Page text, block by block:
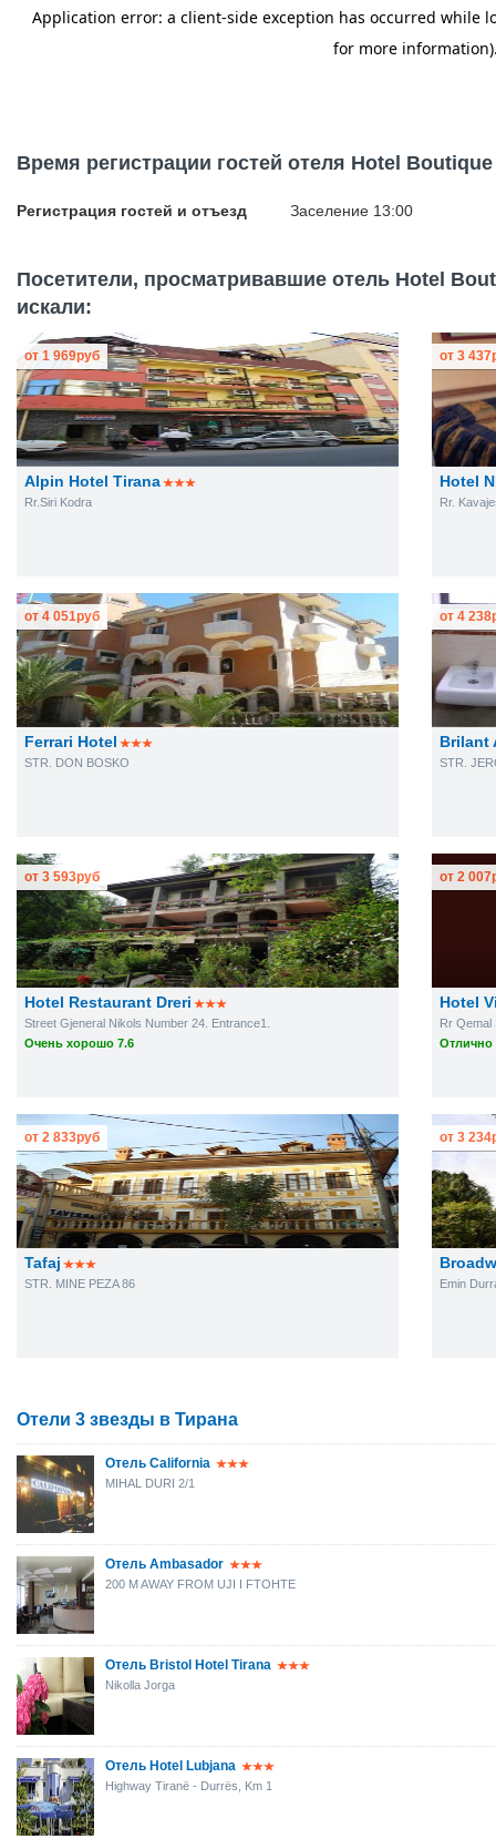
Время регистрации гостей отеля Hotel
Регистрация гостей и отъезд Заселение 13:00
Посетители, просматривавшие отель Hotel
искали:
Alpin Hotel Tirana
Rr.Siri Kodra
от 1 969руб
Hotel
Rr.
от 3 437
Ferrari Hotel
STR. DON BOSKO
от 4 051руб
Brilant
STR.
от 4 238
Hotel Restaurant Dreri
Street Gjeneral Nikols Number 24. Entrance1.
Очень хорошо 7.6
от 3 593руб
Hotel
Rr Qemal
Отлично
от 2 007
Tafaj
STR. MINE PEZA 86
от 2 833руб
Emin
от 3 234
Отели 3 звезды в Тирана
Отель California
MIHAL DURI 2/1
Отель Ambasador
200 M AWAY FROM UJI I FTOHTE
Отель Bristol Hotel Tirana
Nikolla Jorga
Отель Hotel Lubjana
Highway Tiranë - Durrës, Km 1